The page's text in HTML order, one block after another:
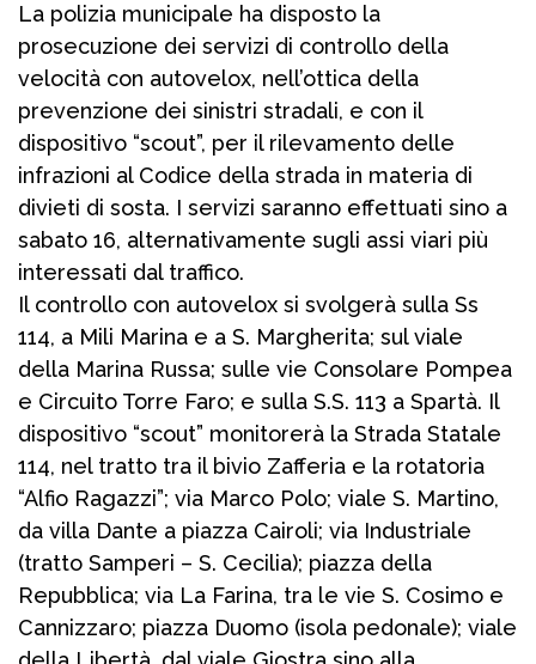
La polizia municipale ha disposto la
prosecuzione dei servizi di controllo della
velocità con autovelox, nell’ottica della
prevenzione dei sinistri stradali, e con il
dispositivo “scout”, per il rilevamento delle
infrazioni al Codice della strada in materia di
divieti di sosta. I servizi saranno effettuati sino a
sabato 16, alternativamente sugli assi viari più
interessati dal traffico.
Il controllo con autovelox si svolgerà sulla Ss
114, a Mili Marina e a S. Margherita; sul viale
della Marina Russa; sulle vie Consolare Pompea
e Circuito Torre Faro; e sulla S.S. 113 a Spartà. Il
dispositivo “scout” monitorerà la Strada Statale
114, nel tratto tra il bivio Zafferia e la rotatoria
“Alfio Ragazzi”; via Marco Polo; viale S. Martino,
da villa Dante a piazza Cairoli; via Industriale
(tratto Samperi – S. Cecilia); piazza della
Repubblica; via La Farina, tra le vie S. Cosimo e
Cannizzaro; piazza Duomo (isola pedonale); viale